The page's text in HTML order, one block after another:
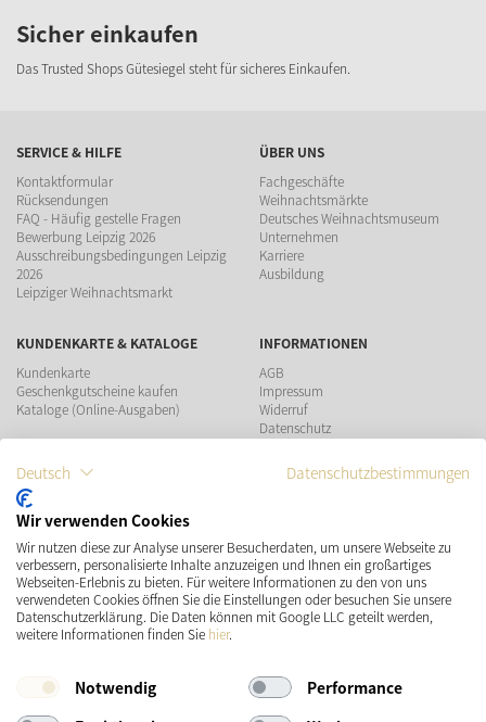
Sicher einkaufen
Das Trusted Shops Gütesiegel steht für sicheres Einkaufen.
SERVICE & HILFE
Kontaktformular
Rücksendungen
FAQ - Häufig gestelle Fragen
Bewerbung Leipzig 2026
Ausschreibungsbedingungen Leipzig
2026
Leipziger Weihnachtsmarkt
ÜBER UNS
Fachgeschäfte
Weihnachtsmärkte
Deutsches Weihnachtsmuseum
Unternehmen
Karriere
Ausbildung
KUNDENKARTE & KATALOGE
Kundenkarte
Geschenkgutscheine kaufen
Kataloge (Online-Ausgaben)
INFORMATIONEN
AGB
Impressum
Widerruf
Datenschutz
ZAHLUNGSMÖGLICHKEITEN
VERSAND SOCIAL MEDIA
Deutsch Datenschutzbestimmungen
Wir verwenden Cookies
Wir nutzen diese zur Analyse unserer Besucherdaten, um unsere Webseite zu
verbessern, personalisierte Inhalte anzuzeigen und Ihnen ein großartiges
Webseiten-Erlebnis zu bieten. Für weitere Informationen zu den von uns
verwendeten Cookies öffnen Sie die Einstellungen oder besuchen Sie unsere
Datenschutzerklärung. Die Daten können mit Google LLC geteilt werden,
weitere Informationen finden Sie hier.
Notwendig
Performance